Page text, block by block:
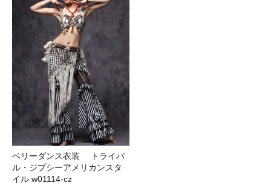
ベリーダンス衣装 トライパ
ル・ジプシーアメリカンスタ
イル w01114-cz